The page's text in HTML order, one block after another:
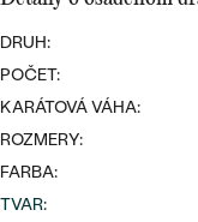
SYMBOLICKÉ
PODĽA
PODĽA FARBY
DRUH:
POČET:
KARÁTOVÁ VÁHA:
ROZMERY:
FARBA:
TVAR: